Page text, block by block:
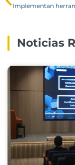
Noticias